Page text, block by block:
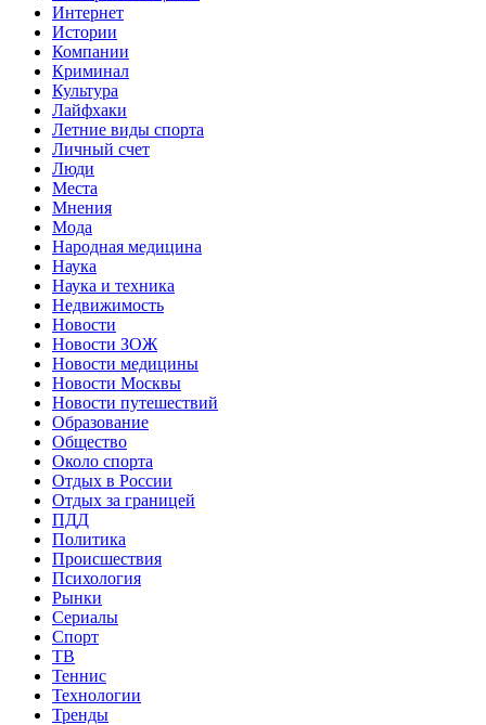
Интернет
Истории
Компании
Криминал
Культура
Лайфхаки
Летние виды спорта
Личный счет
Люди
Места
Мнения
Мода
Народная медицина
Наука
Наука и техника
Недвижимость
Новости
Новости ЗОЖ
Новости медицины
Новости Москвы
Новости путешествий
Образование
Общество
Около спорта
Отдых в России
Отдых за границей
ПДД
Политика
Происшествия
Психология
Рынки
Сериалы
Спорт
ТВ
Теннис
Технологии
Тренды